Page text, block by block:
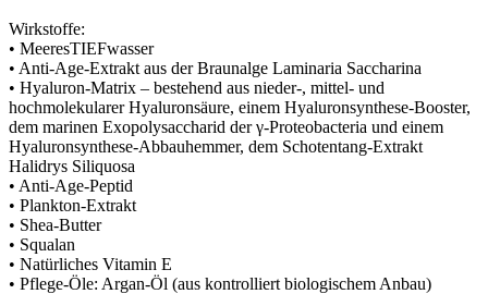
Wirkstoffe:
• MeeresTIEFwasser
• Anti-Age-Extrakt aus der Braunalge Laminaria Saccharina
• Hyaluron-Matrix – bestehend aus nieder-, mittel- und
hochmolekularer Hyaluronsäure, einem Hyaluronsynthese-Booster,
dem marinen Exopolysaccharid der γ-Proteobacteria und einem
Hyaluronsynthese-Abbauhemmer, dem Schotentang-Extrakt
Halidrys Siliquosa
• Anti-Age-Peptid
• Plankton-Extrakt
• Shea-Butter
• Squalan
• Natürliches Vitamin E
• Pflege-Öle: Argan-Öl (aus kontrolliert biologischem Anbau)